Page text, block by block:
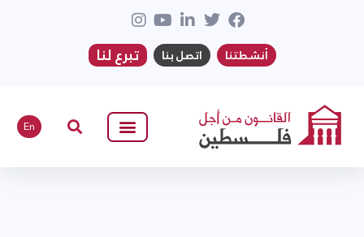
أنشطتنا اتصل بنا تبرع لنا
En